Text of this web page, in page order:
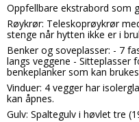
Oppfellbare ekstrabord som
Røykrør: Teleskoprøykrør
stenge når hytten ikke er i
Benker og soveplasser: - 7
langs veggene - Sitteplasser
benkeplanker som kan
Vinduer: 4 vegger har
kan åpnes.
Gulv: Spaltegulv i høvlet tre